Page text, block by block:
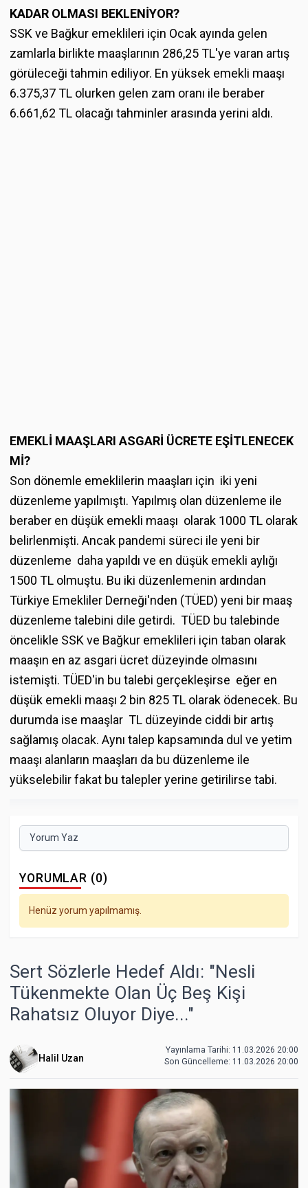
KADAR OLMASI BEKLENİYOR?
SSK ve Bağkur emeklileri için Ocak ayında gelen
zamlarla birlikte maaşlarının 286,25 TL'ye varan artış
görüleceği tahmin ediliyor. En yüksek emekli maaşı
6.375,37 TL olurken gelen zam oranı ile beraber
6.661,62 TL olacağı tahminler arasında yerini aldı.
EMEKLİ MAAŞLARI ASGARİ ÜCRETE EŞİTLENECEK
Mİ?
Son dönemle emeklilerin maaşları için iki yeni
düzenleme yapılmıştı. Yapılmış olan düzenleme ile
beraber en düşük emekli maaşı olarak 1000 TL olarak
belirlenmişti. Ancak pandemi süreci ile yeni bir
düzenleme daha yapıldı ve en düşük emekli aylığı
1500 TL olmuştu. Bu iki düzenlemenin ardından
Türkiye Emekliler Derneği'nden (TÜED) yeni bir maaş
düzenleme talebini dile getirdi. TÜED bu talebinde
öncelikle SSK ve Bağkur emeklileri için taban olarak
maaşın en az asgari ücret düzeyinde olmasını
istemişti. TÜED'in bu talebi gerçekleşirse eğer en
düşük emekli maaşı 2 bin 825 TL olarak ödenecek. Bu
durumda ise maaşlar TL düzeyinde ciddi bir artış
sağlamış olacak. Aynı talep kapsamında dul ve yetim
maaşı alanların maaşları da bu düzenleme ile
yükselebilir fakat bu talepler yerine getirilirse tabi.
Yorum Yaz
YORUMLAR (0)
Henüz yorum yapılmamış.
Sert Sözlerle Hedef Aldı: "Nesli
Tükenmekte Olan Üç Beş Kişi
Rahatsız Oluyor Diye..."
Halil Uzan
Yayınlama Tarihi: 11.03.2026 20:00
Son Güncelleme: 11.03.2026 20:00